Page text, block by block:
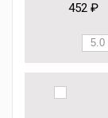
452 ₽